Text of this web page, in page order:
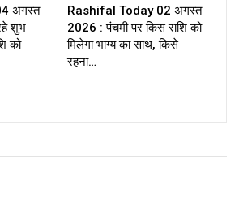
अगस्त
शुभ
को
Rashifal Today 02 अगस्त
2026 : पंचमी पर किस राशि को
मिलेगा भाग्य का साथ, किसे
रहना…